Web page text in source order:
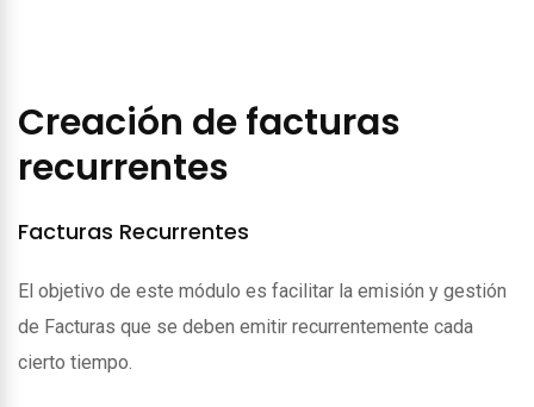
Creación de facturas
recurrentes
Facturas Recurrentes
El objetivo de este módulo es facilitar la emisión y gestión
de Facturas que se deben emitir recurrentemente cada
cierto tiempo.